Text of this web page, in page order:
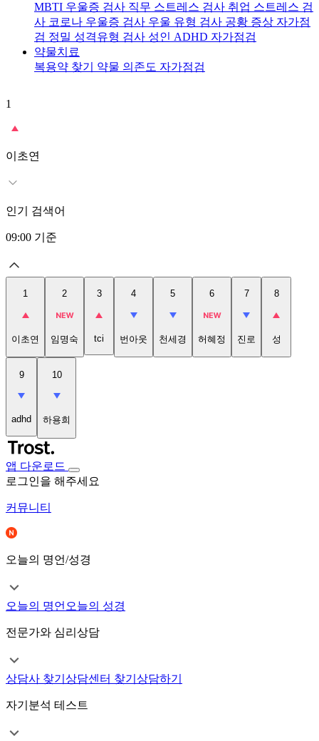
MBTI 우울증 검사 직무 스트레스 검사 취업 스트레스 검
사 코로나 우울증 검사 우울 유형 검사 공황 증상 자가점
검 정밀 성격유형 검사 성인 ADHD 자가점검
약물치료
복용약 찾기 약물 의존도 자가점검
1
이초연
인기 검색어
09:00 기준
1
이초연
2
임명숙
3
tci
4
번아웃
5
천세경
6
허혜정
7
진로
8
성
9
adhd
10
하용희
앱 다운로드
로그인을 해주세요
커뮤니티
오늘의 명언/성경
오늘의 명언 오늘의 성경
전문가와 심리상담
상담사 찾기 상담센터 찾기 상담하기
자기분석 테스트